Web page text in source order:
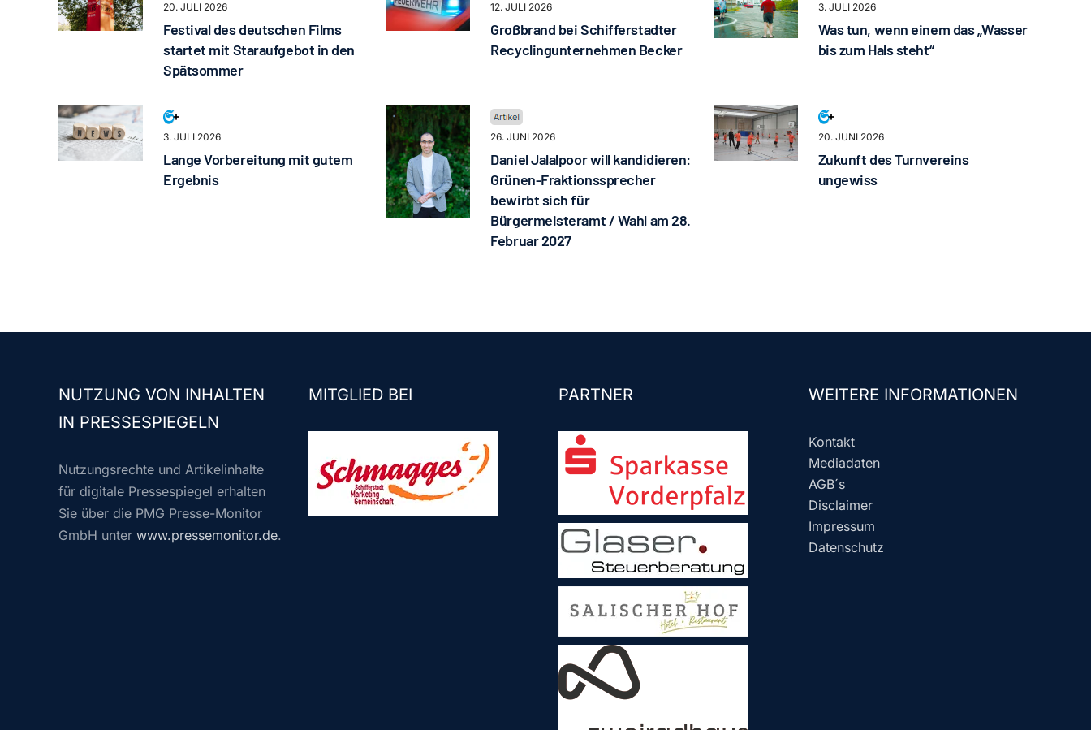
20. JULI 2026
Festival des deutschen Films
startet mit Staraufgebot in den
Spätsommer
12. JULI 2026
Großbrand bei Schifferstadter
Recyclingunternehmen Becker
3. JULI 2026
Was tun, wenn einem das „Wasser
bis zum Hals steht“
3. JULI 2026
Lange Vorbereitung mit gutem
Ergebnis
26. JUNI 2026
Daniel Jalalpoor will kandidieren:
Grünen-Fraktionssprecher
bewirbt sich für
Bürgermeisteramt / Wahl am 28.
Februar 2027
20. JUNI 2026
Zukunft des Turnvereins
ungewiss
NUTZUNG VON INHALTEN
IN PRESSESPIEGELN
Nutzungsrechte und Artikelinhalte
für digitale Pressespiegel erhalten
Sie über die PMG Presse-Monitor
GmbH unter www.pressemonitor.de.
MITGLIED BEI PARTNER WEITERE INFORMATIONEN
Kontakt
Mediadaten
AGB´s
Disclaimer
Impressum
Datenschutz